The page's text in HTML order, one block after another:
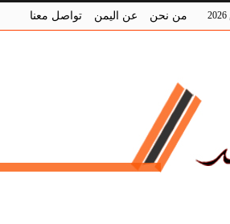
من نحن عن اليمن تواصل معنا